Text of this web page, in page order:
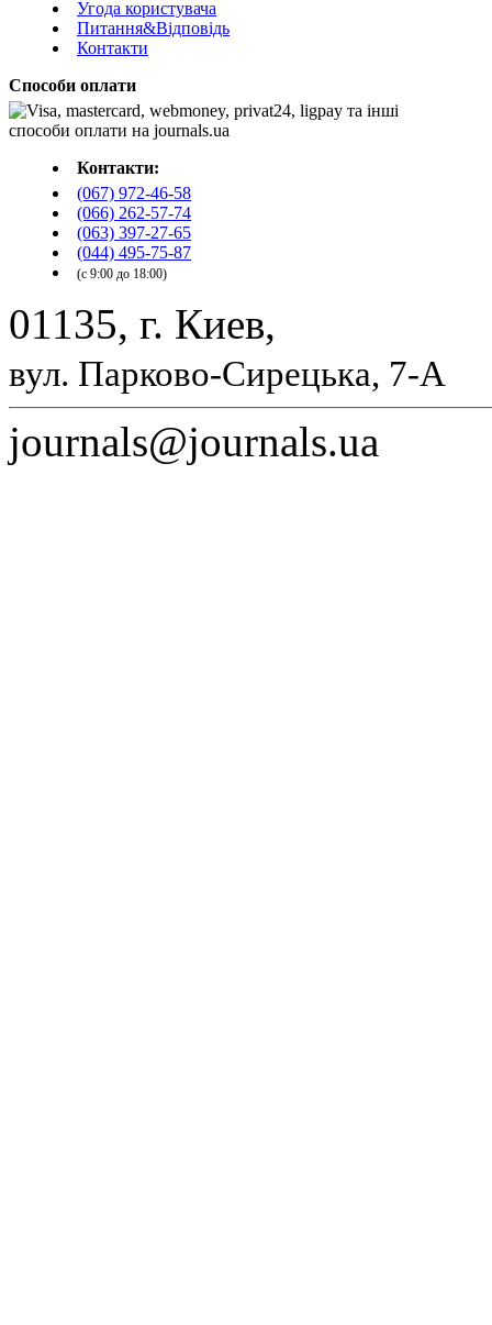
Угода користувача
Питання&Відповідь
Контакти
Способи оплати
Контакти:
(067) 972-46-58
(066) 262-57-74
(063) 397-27-65
(044) 495-75-87
(с 9:00 до 18:00)
01135, г. Киев,
вул. Парково-Сирецька, 7-А
journals@journals.ua